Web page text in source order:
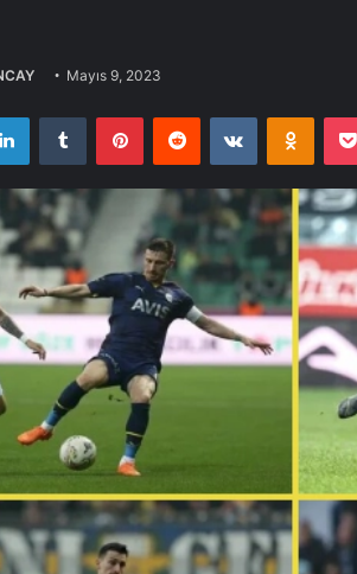
Mayıs 9, 2023
LinkedInTumblr PinterestReddit VKontakte